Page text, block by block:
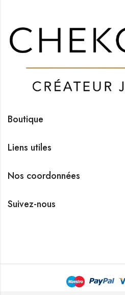
Boutique
Liens utiles
Nos coordonnées
Suivez-nous